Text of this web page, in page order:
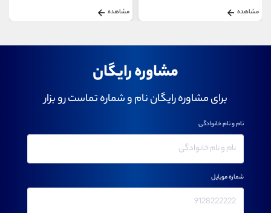
مشاهده مشاهده
مشاوره رایگان
برای مشاوره رایگان نام و شماره تماست رو بزار
نام و نام خانوادگی
شماره موبایل